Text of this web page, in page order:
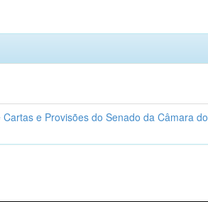
Cartas e Provisões do Senado da Câmara do